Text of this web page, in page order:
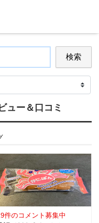
検索
ュー＆口コミ
件のコメント募集中